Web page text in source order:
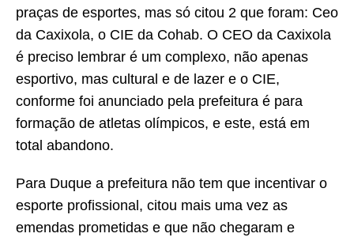
praças de esportes, mas só citou 2 que foram: Ceo
da Caxixola, o CIE da Cohab. O CEO da Caxixola
é preciso lembrar é um complexo, não apenas
esportivo, mas cultural e de lazer e o CIE,
conforme foi anunciado pela prefeitura é para
formação de atletas olímpicos, e este, está em
total abandono.
Para Duque a prefeitura não tem que incentivar o
esporte profissional, citou mais uma vez as
emendas prometidas e que não chegaram e